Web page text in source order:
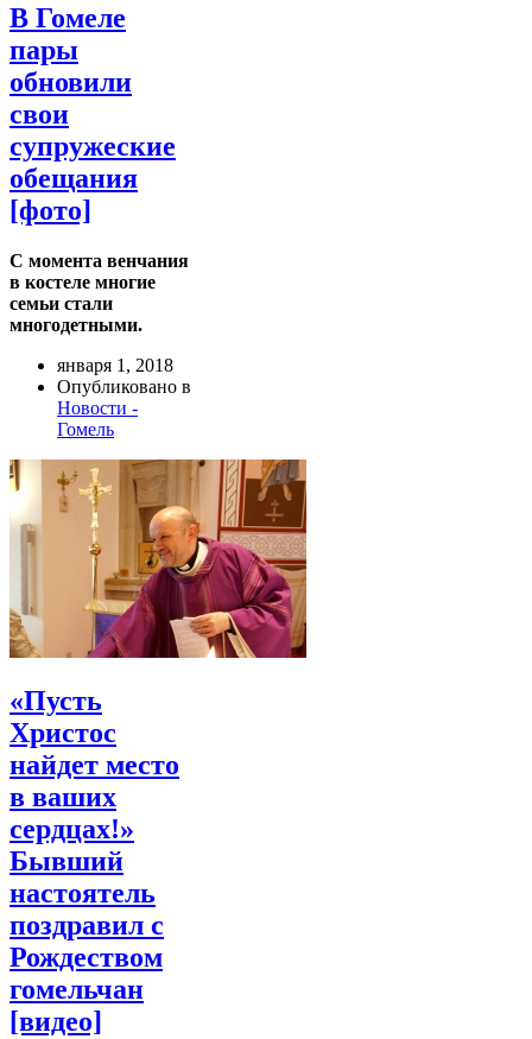
В Гомеле
пары
обновили
свои
супружеские
обещания
[фото]
С момента венчания
в костеле многие
семьи стали
многодетными.
января 1, 2018
Опубликовано в
Новости -
Гомель
«Пусть
Христос
найдет место
в ваших
сердцах!»
Бывший
настоятель
поздравил с
Рождеством
гомельчан
[видео]